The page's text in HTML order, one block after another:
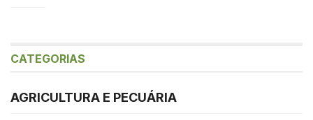
CATEGORIAS
AGRICULTURA E PECUÁRIA